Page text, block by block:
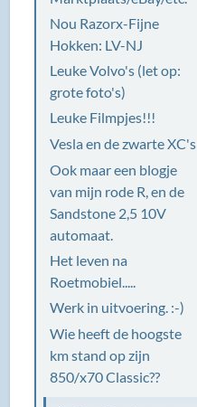
Nou Razorx-Fijne
Hokken: LV-NJ
Leuke Volvo's (let op:
grote foto's)
Leuke Filmpjes!!!
Vesla en de zwarte XC's
Ook maar een blogje
van mijn rode R, en de
Sandstone 2,5 10V
automaat.
Het leven na
Roetmobiel.....
Werk in uitvoering. :-)
Wie heeft de hoogste
km stand op zijn
850/x70 Classic??